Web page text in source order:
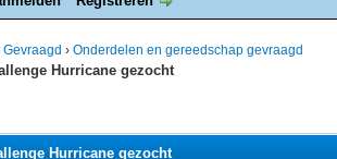
Gevraagd › Onderdelen en gereedschap gevraagd
Hurricane gezocht
Hurricane gezocht